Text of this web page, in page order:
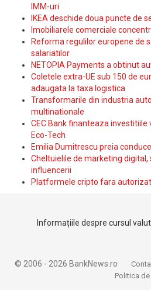
IMM-uri
IKEA deschide doua puncte de
Imobiliarele comerciale
Reforma regulilor europene de
salariatilor
NETOPIA Payments a obtinut
Coletele extra-UE sub 150 de
adaugata la taxa logistica
Transformarile din industria
multinationale
CEC Bank finanteaza
Eco-Tech
Emilia Dumitrescu preia
Cheltuielile de marketing
influencerii
Platformele cripto fara
Informațiile despre cursul
© 2006 - 2026 BankNews.ro
Politica